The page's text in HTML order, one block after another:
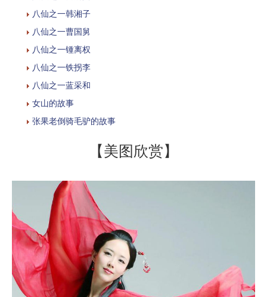
八仙之一韩湘子
八仙之一曹国舅
八仙之一锺离权
八仙之一铁拐李
八仙之一蓝采和
女山的故事
张果老倒骑毛驴的故事
【美图欣赏】